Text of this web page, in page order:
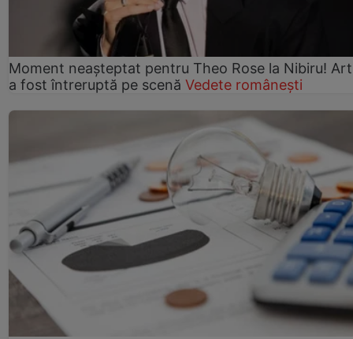
Moment neașteptat pentru Theo Rose la Nibiru!
a fost întreruptă pe scenă Vedete românești